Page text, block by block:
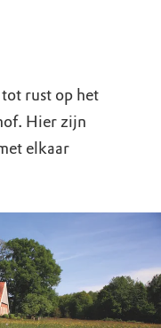
rust op het
Hier zijn
elkaar